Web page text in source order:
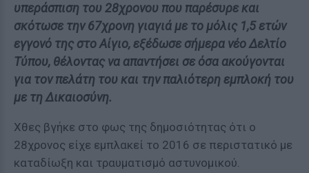
υπεράσπιση του 28χρονου που παρέσυρε και
σκότωσε την 67χρονη γιαγιά με το μόλις 1,5 ετών
εγγονό της στο Αίγιο, εξέδωσε σήμερα νέο Δελτίο
Τύπου, θέλοντας να απαντήσει σε όσα ακούγονται
για τον πελάτη του και την παλιότερη εμπλοκή του
με τη Δικαιοσύνη.
Χθες βγήκε στο φως της δημοσιότητας ότι ο
28χρονος είχε εμπλακεί το 2016 σε περιστατικό με
καταδίωξη και τραυματισμό αστυνομικού.